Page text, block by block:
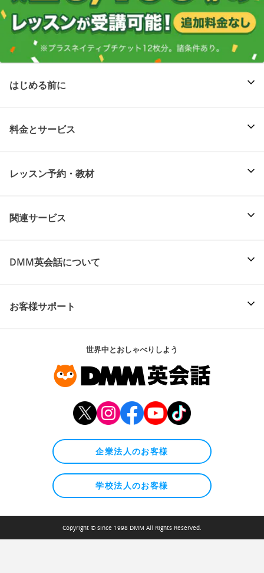
はじめる前に
料金とサービス
レッスン予約・教材
関連サービス
DMM英会話について
お客様サポート
世界中とおしゃべりしよう
企業法人のお客様
学校法人のお客様
Copyright © since 1998 DMM All Rights Reserved.